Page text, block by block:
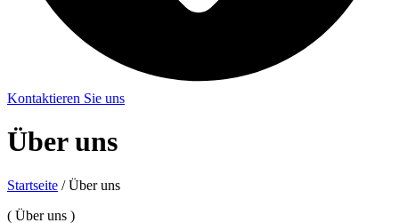
Kontaktieren Sie uns
Über uns
Startseite / Über uns
( Über uns )